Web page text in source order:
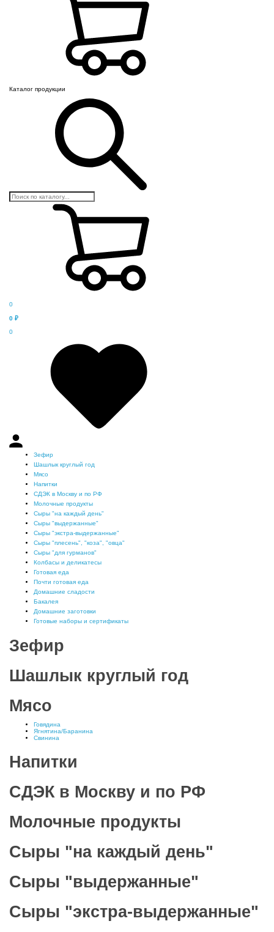
Каталог продукции
0
0 ₽
0
Зефир
Шашлык круглый год
Мясо
Напитки
СДЭК в Москву и по РФ
Молочные продукты
Сыры "на каждый день"
Сыры "выдержанные"
Сыры "экстра-выдержанные"
Сыры "плесень", "коза", "овца"
Сыры "для гурманов"
Колбасы и деликатесы
Готовая еда
Почти готовая еда
Домашние сладости
Бакалея
Домашние заготовки
Готовые наборы и сертификаты
Зефир
Шашлык круглый год
Мясо
Говядина
Ягнятина/Баранина
Свинина
Напитки
СДЭК в Москву и по РФ
Молочные продукты
Сыры "на каждый день"
Сыры "выдержанные"
Сыры "экстра-выдержанные"